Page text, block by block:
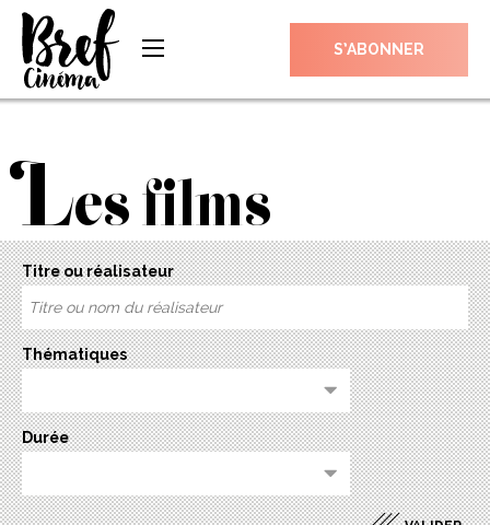
S’ABONNER
L es films
Titre ou réalisateur
Thématiques
Durée